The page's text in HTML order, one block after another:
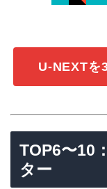
U-NEXTを
TOP6〜10
ター